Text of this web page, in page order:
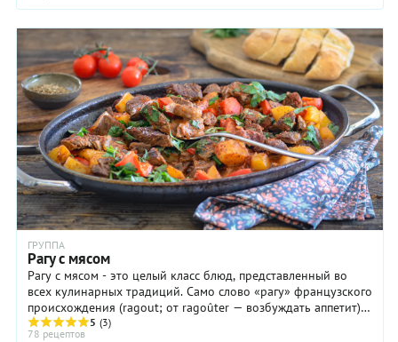
ГРУППА
Рагу с мясом
Рагу с мясом - это целый класс блюд, представленный во
всех кулинарных традиций. Само слово «рагу» французского
происхождения (ragout; от ragoûter — возбуждать аппетит),
однако ...
5 (3)
78 рецептов